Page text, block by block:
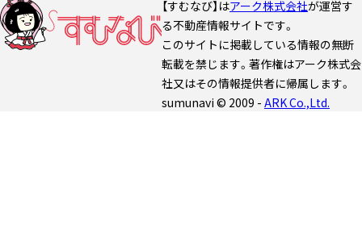
【すむなび】はアーク株式会社が運営す
る不動産情報サイトです。
このサイトに掲載している情報の無断
転載を禁じます。著作権はアーク株式会
社又はその情報提供者に帰属します。
sumunavi © 2009 - ARK Co.,Ltd.